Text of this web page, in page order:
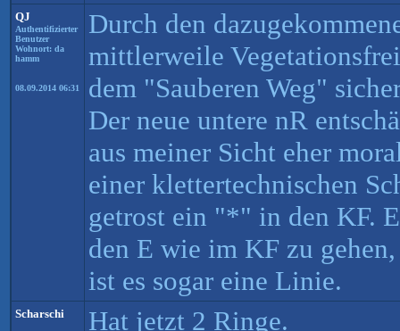
QJ
Authentifizierter
Benutzer
Wohnort: da
hamm
08.09.2014 06:31
Durch den
mittlerweile
dem "Sauberen Weg"
Der neue untere nR
aus meiner Sicht eher
einer klettertechnischen
getrost ein "*" in den KF.
den E wie im KF zu
ist es sogar eine Linie.
Scharschi Hat jetzt 2 Ringe.